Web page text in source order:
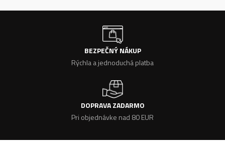
BEZPEČNÝ NÁKUP
Rýchla a jednoduchá platba
DOPRAVA ZADARMO
Pri objednávke nad 80 EUR